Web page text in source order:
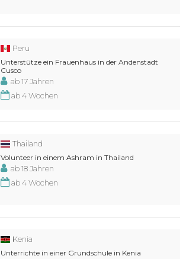
Peru
Unterstütze ein Frauenhaus in der Andenstadt
Cusco
ab 17 Jahren
ab 4 Wochen
Thailand
Volunteer in einem Ashram in Thailand
ab 18 Jahren
ab 4 Wochen
Kenia
Unterrichte in einer Grundschule in Kenia